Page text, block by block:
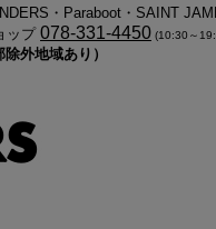
・Paraboot・SAINT
ップ 078-331-4450 (10:30～
外地域あり）